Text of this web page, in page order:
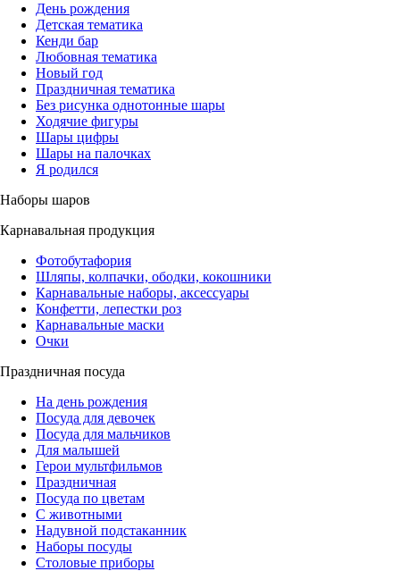
День рождения
Детская тематика
Кенди бар
Любовная тематика
Новый год
Праздничная тематика
Без рисунка однотонные шары
Ходячие фигуры
Шары цифры
Шары на палочках
Я родился
Наборы шаров
Карнавальная продукция
Фотобутафория
Шляпы, колпачки, ободки, кокошники
Карнавальные наборы, аксессуары
Конфетти, лепестки роз
Карнавальные маски
Очки
Праздничная посуда
На день рождения
Посуда для девочек
Посуда для мальчиков
Для малышей
Герои мультфильмов
Праздничная
Посуда по цветам
С животными
Надувной подстаканник
Наборы посуды
Столовые приборы